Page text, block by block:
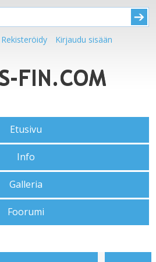
Rekisteröidy Kirjaudu sisään
Etusivu
Info
Galleria
Foorumi